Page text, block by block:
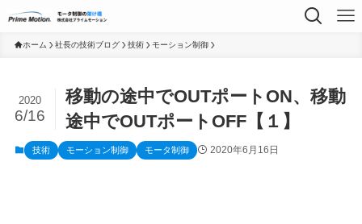
ホーム 社長の技術ブログ 技術 モーション制御
移動の途中でOUTポートON、移動
途中でOUTポートOFF【１】
2020
6/16
技術 モーション制御 モータ制御 2020年6月16日